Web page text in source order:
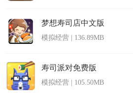
梦想寿司店中文版
模拟经营 | 136.89MB
寿司派对免费版
模拟经营 | 105.50MB